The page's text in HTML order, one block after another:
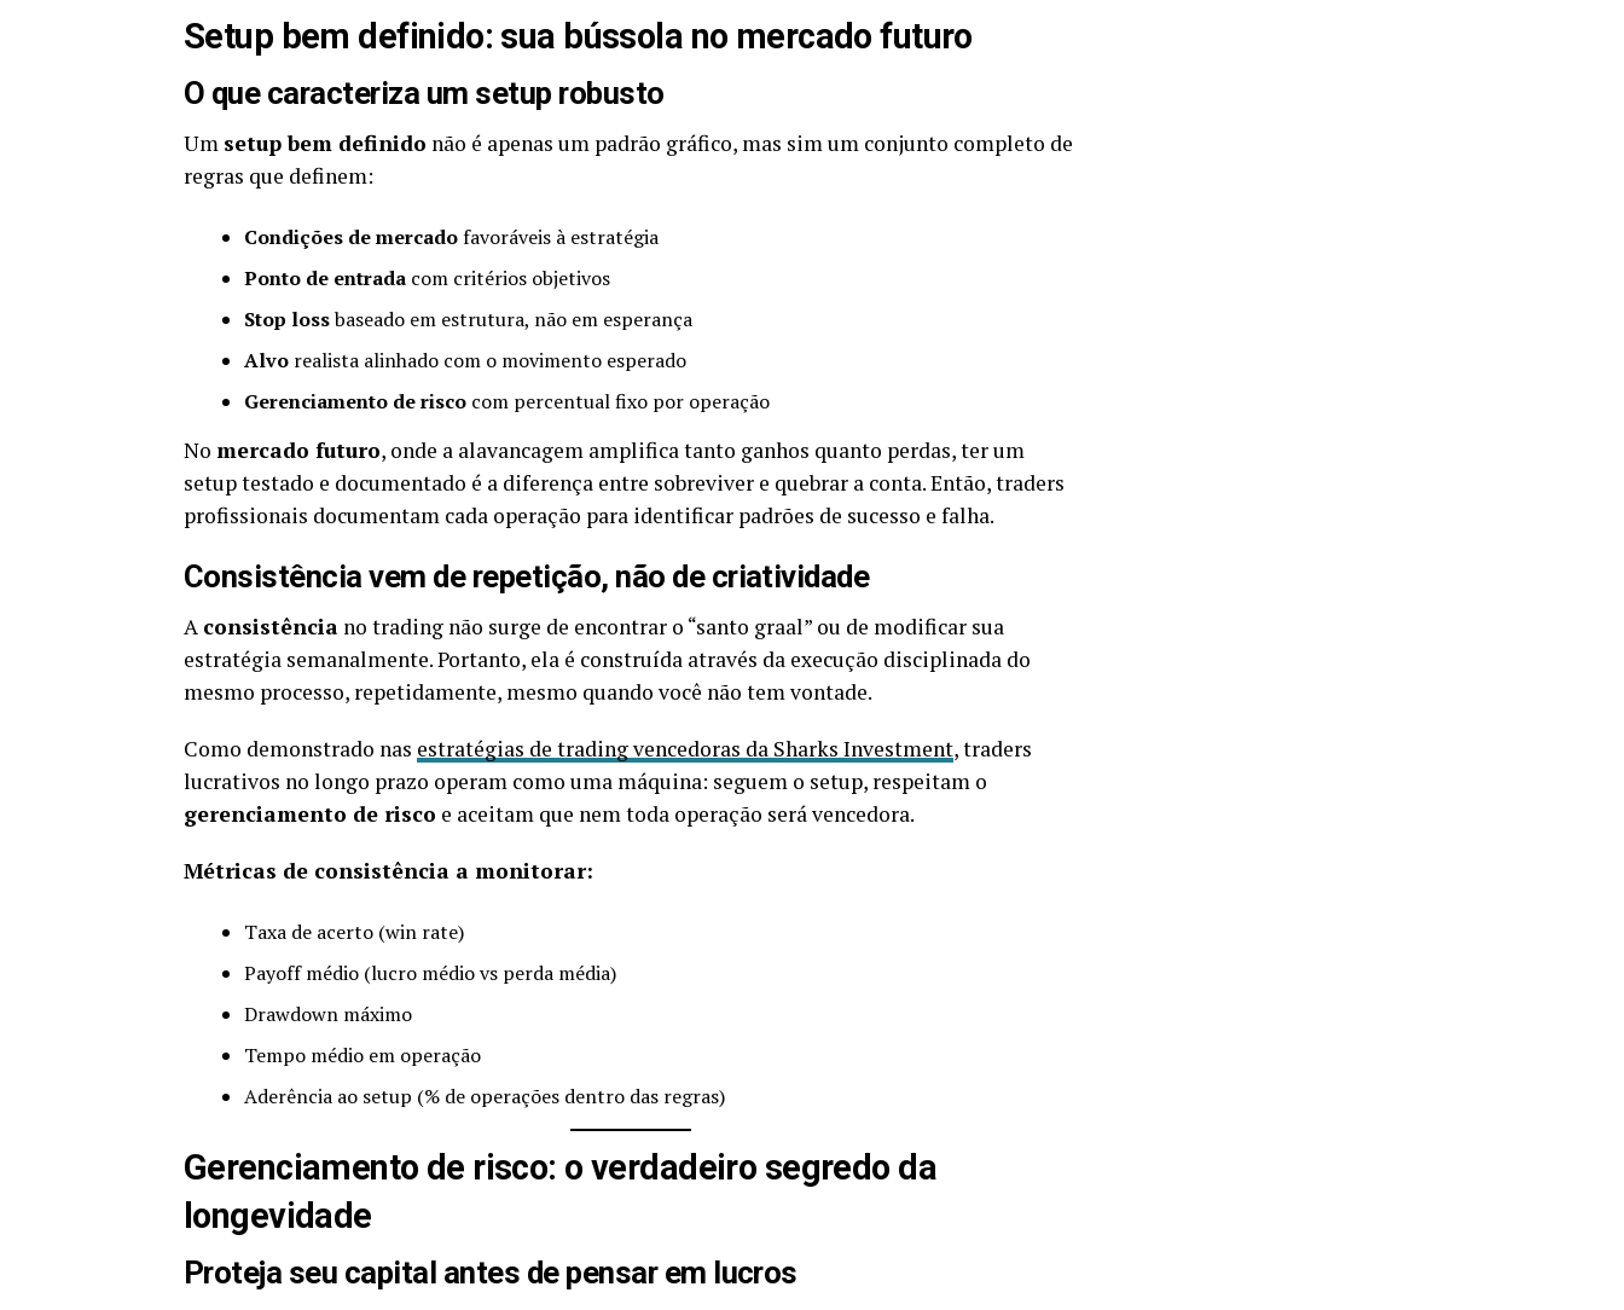
Setup bem definido: sua bússola no mercado futuro
O que caracteriza um setup robusto
Um setup bem definido não é apenas um padrão gráfico, mas sim um conjunto completo de
regras que definem:
Condições de mercadofavoráveis à estratégia
Ponto de entrada com critérios objetivos
Stop lossbaseado em estrutura, não em esperança
Alvo realista alinhado com o movimento esperado
Gerenciamento de risco com percentual fixo por operação
No mercado futuro, onde a alavancagem amplifica tanto ganhos quanto perdas, ter um
setup testado e documentado é a diferença entre sobreviver e quebrar a conta. Então, traders
profissionais documentam cada operação para identificar padrões de sucesso e falha.
Consistência vem de repetição, não de criatividade
A consistência no trading não surge de encontrar o “santo graal” ou de modificar sua
estratégia semanalmente. Portanto, ela é construída através da execução disciplinada do
mesmo processo, repetidamente, mesmo quando você não tem vontade.
Como demonstrado nas estratégias de trading vencedoras da Sharks Investment, traders
lucrativos no longo prazo operam como uma máquina: seguem o setup, respeitam o
gerenciamento de risco e aceitam que nem toda operação será vencedora.
Métricas de consistência a monitorar:
Taxa de acerto (win rate)
Payoff médio (lucro médio vs perda média)
Drawdown máximo
Tempo médio em operação
Aderência ao setup (% de operações dentro das regras)
Gerenciamento de risco: o verdadeiro segredo da
longevidade
Proteja seu capital antes de pensar em lucros